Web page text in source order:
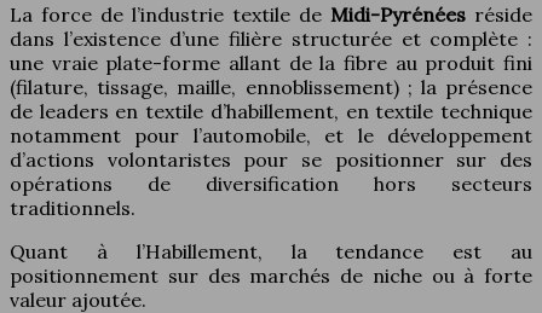
La force de l’industrie textile de Midi-Pyrénées réside
dans l’existence d’une filière structurée et complète :
une vraie plate-forme allant de la fibre au produit fini
(filature, tissage, maille, ennoblissement) ; la présence
de leaders en textile d’habillement, en textile technique
notamment pour l’automobile, et le développement
d’actions volontaristes pour se positionner sur des
opérations de diversification hors secteurs
traditionnels.
Quant à l’Habillement, la tendance est au
positionnement sur des marchés de niche ou à forte
valeur ajoutée.